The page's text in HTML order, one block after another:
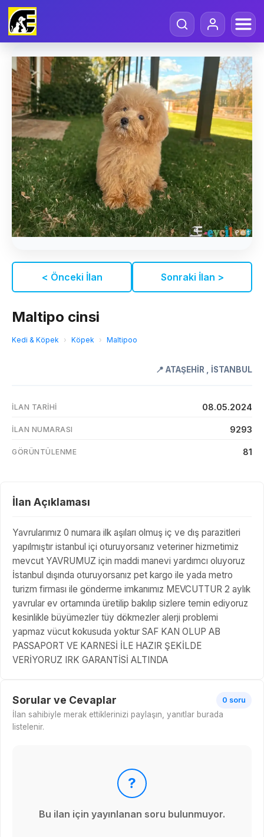
< Önceki İlan Sonraki İlan >
Maltipo cinsi
Kedi & Köpek › Köpek › Maltipoo
📍 ATAŞEHİR İSTANBUL
İLAN TARIHI 08.05.2024
İLAN NUMARASI 9293
GÖRÜNTÜLENME 81
İlan Açıklaması
Yavrularımız 0 numara ilk aşıları olmuş iç ve dış parazitleri
yapılmıştır istanbul içi oturuyorsanız veteriner hizmetimiz
mevcut YAVRUMUZ için maddi manevi yardımcı oluyoruz
İstanbul dışında oturuyorsanız pet kargo ile yada metro
turizm firması ile gönderme imkanımız MEVCUTTUR 2 aylık
yavrular ev ortamında üretilip bakılıp sizlere temin ediyoruz
kesinlikle büyümezler tüy dökmezler alerji problemi
yapmaz vücut kokusuda yoktur SAF KAN OLUP AB
PASSAPORT VE KARNESİ İLE HAZIR ŞEKİLDE
VERİYORUZ IRK GARANTİSİ ALTINDA
Sorular ve Cevaplar 0 soru
İlan sahibiyle merak ettiklerinizi paylaşın, yanıtlar burada
listelenir.
?
Bu ilan için yayınlanan soru bulunmuyor.